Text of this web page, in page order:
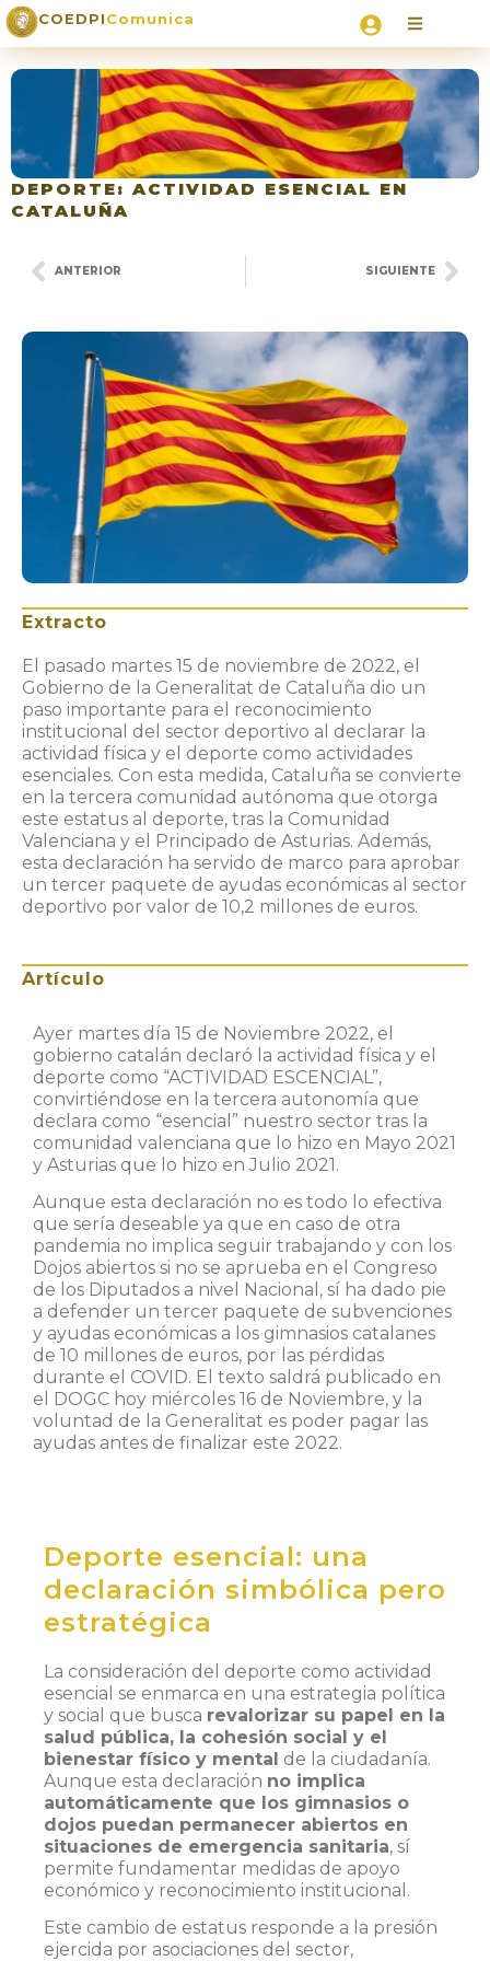
COEDPIComunica
DEPORTE: ACTIVIDAD ESENCIAL EN
CATALUÑA
ANTERIOR SIGUIENTE
Extracto
El pasado martes 15 de noviembre de 2022, el
Gobierno de la Generalitat de Cataluña dio un
paso importante para el reconocimiento
institucional del sector deportivo al declarar la
actividad física y el deporte como actividades
esenciales. Con esta medida, Cataluña se convierte
en la tercera comunidad autónoma que otorga
este estatus al deporte, tras la Comunidad
Valenciana y el Principado de Asturias. Además,
esta declaración ha servido de marco para aprobar
un tercer paquete de ayudas económicas al sector
deportivo por valor de 10,2 millones de euros.
Artículo
Ayer martes día 15 de Noviembre 2022, el
gobierno catalán declaró la actividad física y el
deporte como “ACTIVIDAD ESCENCIAL”,
convirtiéndose en la tercera autonomía que
declara como “esencial” nuestro sector tras la
comunidad valenciana que lo hizo en Mayo 2021
y Asturias que lo hizo en Julio 2021.
Aunque esta declaración no es todo lo efectiva
que sería deseable ya que en caso de otra
pandemia no implica seguir trabajando y con los
Dojos abiertos si no se aprueba en el Congreso
de los Diputados a nivel Nacional, sí ha dado pie
a defender un tercer paquete de subvenciones
y ayudas económicas a los gimnasios catalanes
de 10 millones de euros, por las pérdidas
durante el COVID. El texto saldrá publicado en
el DOGC hoy miércoles 16 de Noviembre, y la
voluntad de la Generalitat es poder pagar las
ayudas antes de finalizar este 2022.
Deporte esencial: una
declaración simbólica pero
estratégica
La consideración del deporte como actividad
esencial se enmarca en una estrategia política
y social que busca revalorizar su papel en la
salud pública, la cohesión social y el
bienestar físico y mental de la ciudadanía.
Aunque esta declaración no implica
automáticamente que los gimnasios o
dojos puedan permanecer abiertos en
situaciones de emergencia sanitaria, sí
permite fundamentar medidas de apoyo
económico y reconocimiento institucional.
Este cambio de estatus responde a la presión
ejercida por asociaciones del sector,